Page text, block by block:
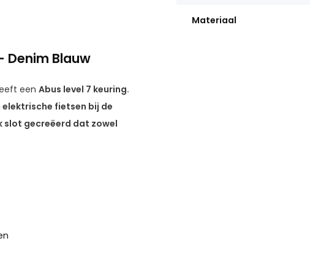
Denim Blauw
een Abus level 7 keuring.
fietsen bij de
slot gecreëerd dat zowel
dus ook nog
stalen ketting met
Materiaal